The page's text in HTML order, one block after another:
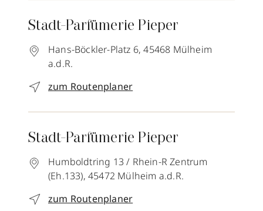
Stadt-Parfümerie Pieper
Hans-Böckler-Platz 6, 45468 Mülheim
a.d.R.
zum Routenplaner
Stadt-Parfümerie Pieper
Humboldtring 13 / Rhein-R Zentrum
(Eh.133), 45472 Mülheim a.d.R.
zum Routenplaner